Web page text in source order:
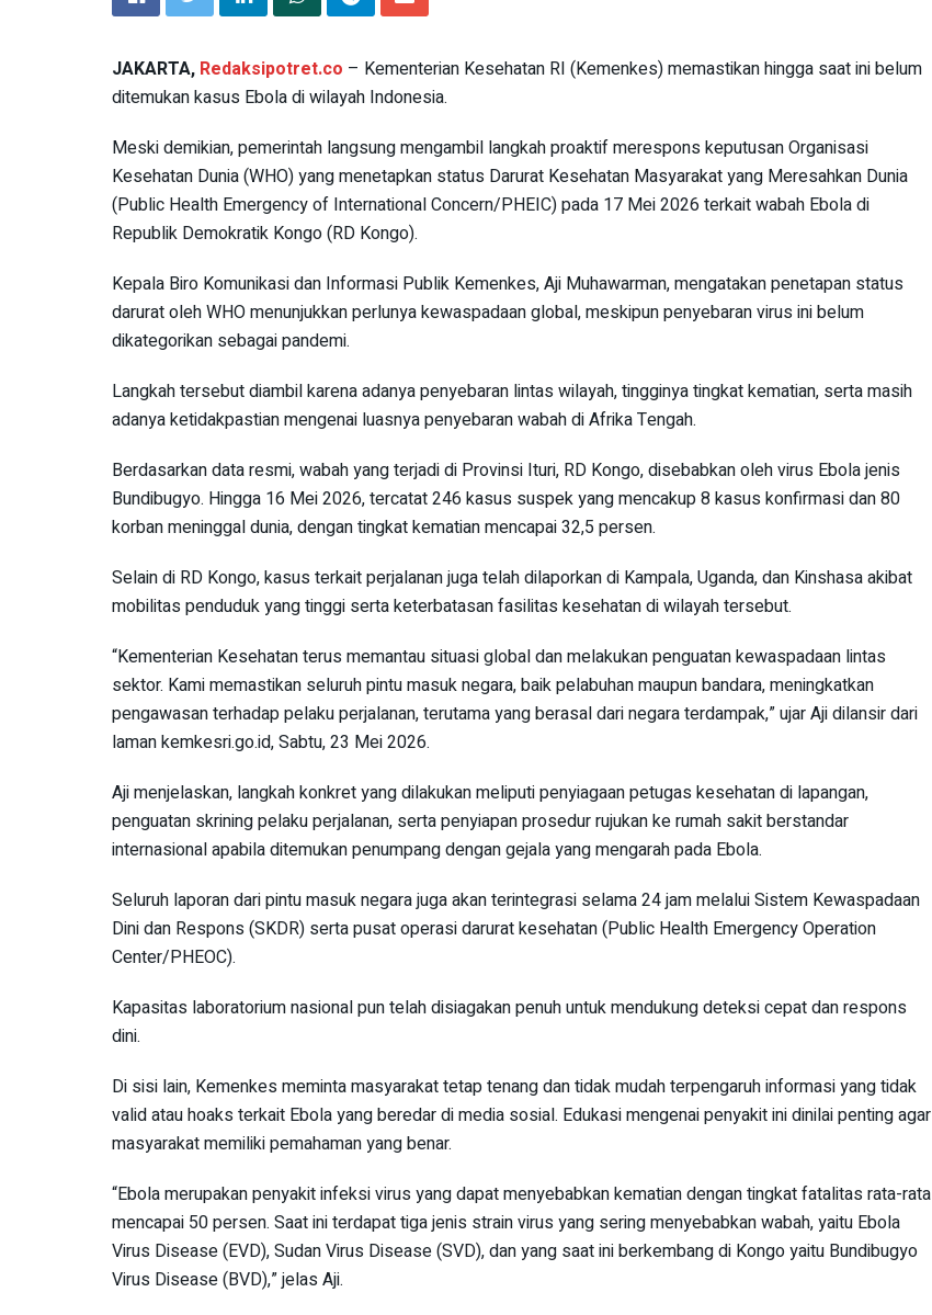
JAKARTA, Redaksipotret.co – Kementerian Kesehatan RI (Kemenkes) memastikan hingga saat ini belum
ditemukan kasus Ebola di wilayah Indonesia.
Meski demikian, pemerintah langsung mengambil langkah proaktif merespons keputusan Organisasi
Kesehatan Dunia (WHO) yang menetapkan status Darurat Kesehatan Masyarakat yang Meresahkan Dunia
(Public Health Emergency of International Concern/PHEIC) pada 17 Mei 2026 terkait wabah Ebola di
Republik Demokratik Kongo (RD Kongo).
Kepala Biro Komunikasi dan Informasi Publik Kemenkes, Aji Muhawarman, mengatakan penetapan status
darurat oleh WHO menunjukkan perlunya kewaspadaan global, meskipun penyebaran virus ini belum
dikategorikan sebagai pandemi.
Langkah tersebut diambil karena adanya penyebaran lintas wilayah, tingginya tingkat kematian, serta masih
adanya ketidakpastian mengenai luasnya penyebaran wabah di Afrika Tengah.
Berdasarkan data resmi, wabah yang terjadi di Provinsi Ituri, RD Kongo, disebabkan oleh virus Ebola jenis
Bundibugyo. Hingga 16 Mei 2026, tercatat 246 kasus suspek yang mencakup 8 kasus konfirmasi dan 80
korban meninggal dunia, dengan tingkat kematian mencapai 32,5 persen.
Selain di RD Kongo, kasus terkait perjalanan juga telah dilaporkan di Kampala, Uganda, dan Kinshasa akibat
mobilitas penduduk yang tinggi serta keterbatasan fasilitas kesehatan di wilayah tersebut.
“Kementerian Kesehatan terus memantau situasi global dan melakukan penguatan kewaspadaan lintas
sektor. Kami memastikan seluruh pintu masuk negara, baik pelabuhan maupun bandara, meningkatkan
pengawasan terhadap pelaku perjalanan, terutama yang berasal dari negara terdampak,” ujar Aji dilansir dari
laman kemkesri.go.id, Sabtu, 23 Mei 2026.
Aji menjelaskan, langkah konkret yang dilakukan meliputi penyiagaan petugas kesehatan di lapangan,
penguatan skrining pelaku perjalanan, serta penyiapan prosedur rujukan ke rumah sakit berstandar
internasional apabila ditemukan penumpang dengan gejala yang mengarah pada Ebola.
Seluruh laporan dari pintu masuk negara juga akan terintegrasi selama 24 jam melalui Sistem Kewaspadaan
Dini dan Respons (SKDR) serta pusat operasi darurat kesehatan (Public Health Emergency Operation
Center/PHEOC).
Kapasitas laboratorium nasional pun telah disiagakan penuh untuk mendukung deteksi cepat dan respons
dini.
Di sisi lain, Kemenkes meminta masyarakat tetap tenang dan tidak mudah terpengaruh informasi yang tidak
valid atau hoaks terkait Ebola yang beredar di media sosial. Edukasi mengenai penyakit ini dinilai penting agar
masyarakat memiliki pemahaman yang benar.
“Ebola merupakan penyakit infeksi virus yang dapat menyebabkan kematian dengan tingkat fatalitas rata-rata
mencapai 50 persen. Saat ini terdapat tiga jenis strain virus yang sering menyebabkan wabah, yaitu Ebola
Virus Disease (EVD), Sudan Virus Disease (SVD), dan yang saat ini berkembang di Kongo yaitu Bundibugyo
Virus Disease (BVD),” jelas Aji.